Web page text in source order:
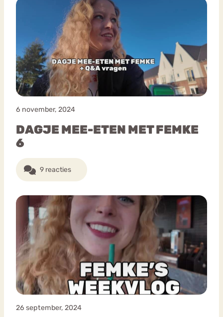
6 november, 2024
DAGJE MEE-ETEN MET FEMKE
6
9 reacties
26 september, 2024